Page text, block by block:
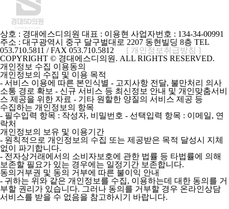
상호 : 경대에스디의원 대표 : 이용현 사업자번호 : 134-34-00991
주소 : 대구광역시 중구 달구벌대로 2207 동현빌딩 8층 TEL
053.710.5811 / FAX 053.710.5812
[ 개인정보취급방침 ]
COPYRIGHT © 경대에스디의원. ALL RIGHTS RESERVED.
개인정보 수집 이용동의
개인정보의 수집 및 이용 목적
- 서비스 이용에 따른 본인식별 - 고지사항 전달, 불만처리 의사
소통 경로 확보 - 신규 서비스 등 최신정보 안내 및 개인맞춤서비
스 제공을 위한 자료 - 기타 원할한 양질의 서비스 제공 등
수집하는 개인정보의 항목
- 필수입력 항목 : 작성자, 비밀번호 - 선택입력 항목 : 이메일, 연
락처
개인정보의 보유 및 이용기간
- 원칙적으로 개인정보의 수집 또는 제공받은 목적 달성시 지체
없이 파기합니다.
- 전자상거래에서의 소비자보호에 관한 법률 등 타법률에 의해
보존할 필요가 있는 경우에는 일정기간 보존합니다.
동의거부권 및 동의 거부에 따른 불이익 안내
- 귀하는 위와 같은 개인정보를 수집, 이용하는데 대한 동의를 거
부할 권리가 있습니다. 그러나 동의를 거부할 경우 온라인상담
서비스를 받을 수 없음을 참고하시기 바랍니다.